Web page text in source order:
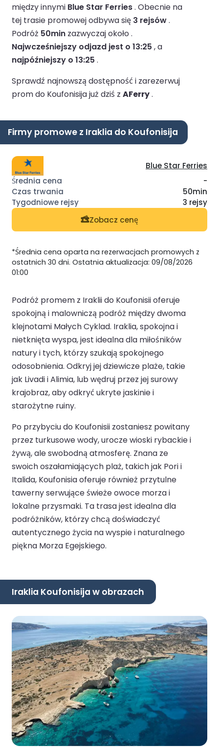
między innymi Blue Star Ferries. Obecnie na
tej trasie promowej odbywa się 3 rejsów.
Podróż 50min zazwyczaj około .
Najwcześniejszy odjazd jest o 13:25 , a
najpóźniejszy o 13:25 .
Sprawdź najnowszą dostępność i zarezerwuj
prom do Koufonisija już dziś z AFerry.
Firmy promowe z Iraklia do Koufonisija
Blue Star Ferries
-
50min
3 rejsy
Zobacz cenę
*Średnia cena oparta na rezerwacjach promowych z
ostatnich 30 dni. Ostatnia aktualizacja: 09/08/2026
01:00
Podróż promem z Iraklii do Koufonisii oferuje
spokojną i malowniczą podróż między dwoma
klejnotami Małych Cyklad. Iraklia, spokojna i
nietknięta wyspa, jest idealna dla miłośników
natury i tych, którzy szukają spokojnego
odosobnienia. Odkryj jej dziewicze plaże, takie
jak Livadi i Alimia, lub wędruj przez jej surowy
krajobraz, aby odkryć ukryte jaskinie i
starożytne ruiny.
Po przybyciu do Koufonisii zostaniesz powitany
przez turkusowe wody, urocze wioski rybackie i
żywą, ale swobodną atmosferę. Znana ze
swoich oszałamiających plaż, takich jak Pori i
Italida, Koufonisia oferuje również przytulne
tawerny serwujące świeże owoce morza i
lokalne przysmaki. Ta trasa jest idealna dla
podróżników, którzy chcą doświadczyć
autentycznego życia na wyspie i naturalnego
piękna Morza Egejskiego.
Iraklia Koufonisija w obrazach